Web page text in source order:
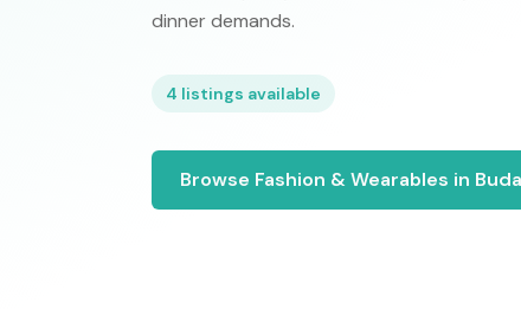
dinner demands.
4 listings available
Browse Fashion & Wearables in